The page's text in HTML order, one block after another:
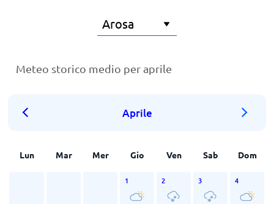
Meteo storico medio per aprile
Aprile
Lun Mar Mer Gio Ven Sab Dom
1 2 3 4